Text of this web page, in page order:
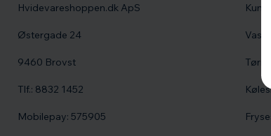
Hvidevareshoppen.dk ApS
Østergade 24
9460 Brovst
Tlf.: 8832 1452
Mobilepay: 575905